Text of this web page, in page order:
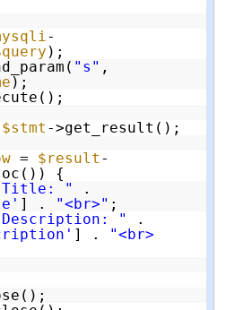
-
);
"s" ,
);
$stmt ->get_result();
= $result -
{
"
.
] . "<br>" ;
"
.
] .
"<br>